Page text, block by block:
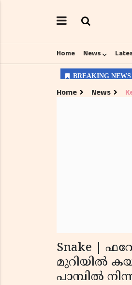
Home News
Home News
Snake |
മുറിയില്‍
പാമ്പില്‍